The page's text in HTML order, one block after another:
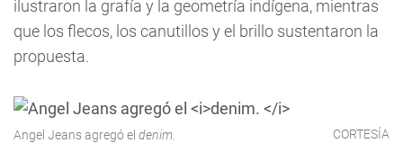
ilustraron la grafía y la geometría indígena, mientras
que los flecos, los canutillos y el brillo sustentaron la
propuesta.
Angel Jeans agregó el denim. CORTESÍA